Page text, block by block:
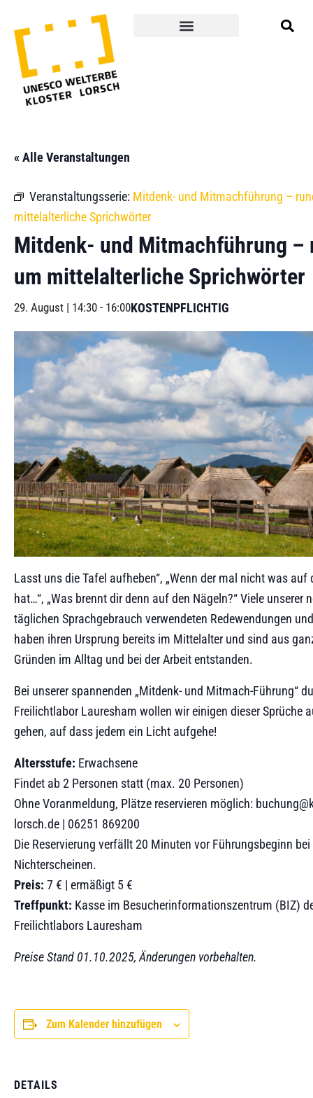
« Alle Veranstaltungen
Veranstaltungsserie: Mitdenk- und Mitmachführung –
mittelalterliche Sprichwörter
Mitdenk- und Mitmachführung –
um mittelalterliche Sprichwörter
29. August | 14:30 - 16:00KOSTENPFLICHTIG
Lasst uns die Tafel aufheben“, „Wenn der mal nicht was auf
hat…“, „Was brennt dir denn auf den Nägeln?“ Viele unserer
täglichen Sprachgebrauch verwendeten Redewendungen
haben ihren Ursprung bereits im Mittelalter und sind aus
Gründen im Alltag und bei der Arbeit entstanden.
Bei unserer spannenden „Mitdenk- und Mitmach-Führung“
Freilichtlabor Lauresham wollen wir einigen dieser Sprüche
gehen, auf dass jedem ein Licht aufgehe!
Altersstufe: Erwachsene
Findet ab 2 Personen statt (max. 20 Personen)
Ohne Voranmeldung, Plätze reservieren möglich:
lorsch.de | 06251 869200
Die Reservierung verfällt 20 Minuten vor Führungsbeginn bei
Nichterscheinen.
Preis: 7 € | ermäßigt 5 €
Treffpunkt: Kasse im Besucherinformationszentrum (BIZ)
Freilichtlabors Lauresham
Preise Stand 01.10.2025, Änderungen vorbehalten.
Zum Kalender hinzufügen
DETAILS